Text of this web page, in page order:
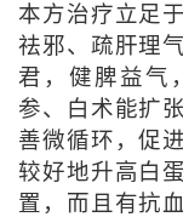
本方治疗立足
祛邪、疏肝理
君，健脾益气
参、白术能扩
善微循环，促
较好地升高白
置，而且有抗